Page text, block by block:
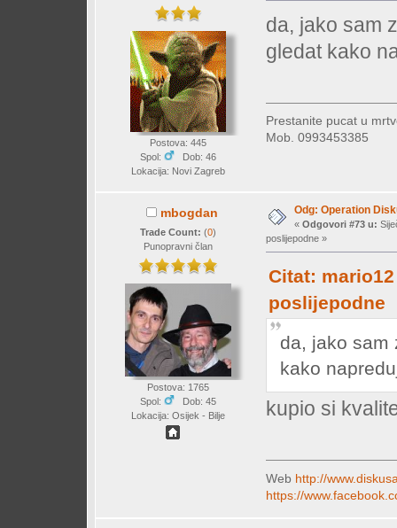
Postova: 445
Spol:
Dob: 46
Lokacija: Novi Zagreb
da, jako sam
gledat kako
Prestanite pucat u
Mob. 0993453385
mbogdan
Trade Count: (0)
Punopravni član
Postova: 1765
Spol:
Dob: 45
Lokacija: Osijek - Bilje
Odg: Operation
« Odgovori #73 u:
poslijepodne »
Citat:
poslijepodne
da, jako sam
kako
kupio si
Web http://
https://